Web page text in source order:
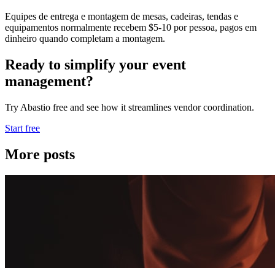
Equipes de entrega e montagem de mesas, cadeiras, tendas e
equipamentos normalmente recebem $5-10 por pessoa, pagos em
dinheiro quando completam a montagem.
Ready to simplify your event
management?
Try Abastio free and see how it streamlines vendor coordination.
Start free
More posts